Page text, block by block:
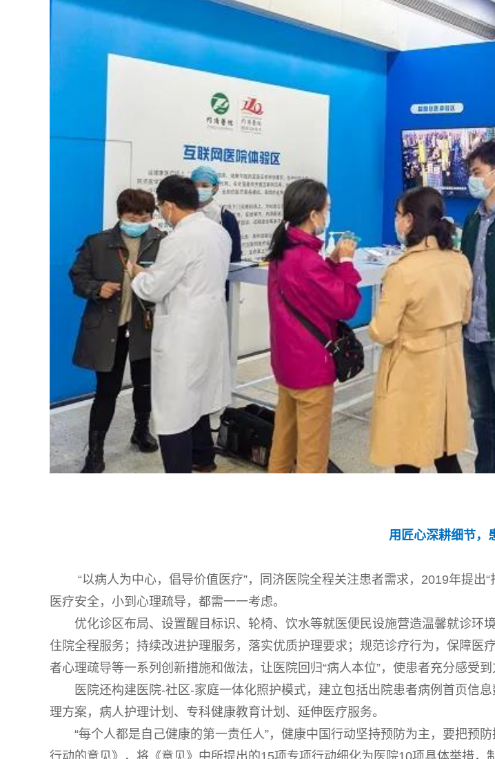
用匠心深耕细节，
“以病人为中心，倡导价值医疗”，同济医院全程关注患者需求，2019年提
医疗安全，小到心理疏导，都需一一考虑。
优化诊区布局、设置醒目标识、轮椅、饮水等就医便民设施营造温馨就诊
住院全程服务；持续改进护理服务，落实优质护理要求；规范诊疗行为，保障
者心理疏导等一系列创新措施和做法，让医院回归“病人本位”，使患者充分感受到
医院还构建医院-社区-家庭一体化照护模式，建立包括出院患者病例首页信
理方案，病人护理计划、专科健康教育计划、延伸医疗服务。
“每个人都是自己健康的第一责任人”，健康中国行动坚持预防为主，要把预
行动的意见》，将《意见》中所提出的15项专项行动细化为医院10项具体举措